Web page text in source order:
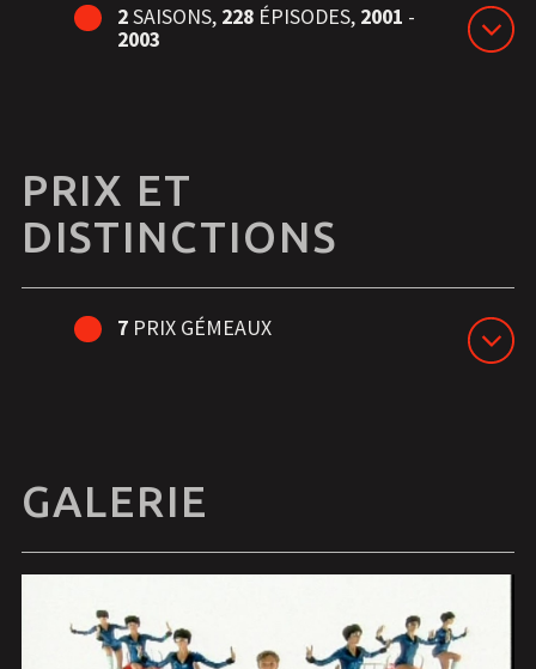
2SAISONS, 228 ÉPISODES, 2001 -
2003
PRIX ET
DISTINCTIONS
7PRIX GÉMEAUX
GALERIE